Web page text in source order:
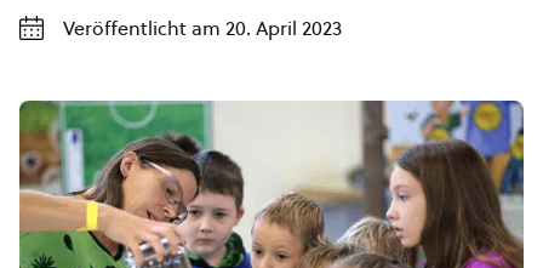
Veröffentlicht am 20. April 2023